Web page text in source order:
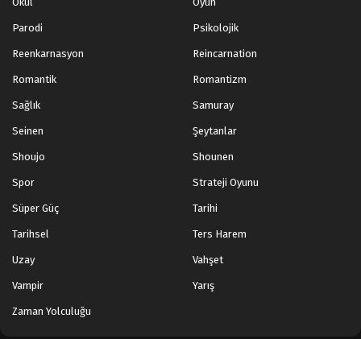
Parodi Psikolojik
Reenkarnasyon Reincarnation
Romantik Romantizm
Sağlık Samuray
Seinen Şeytanlar
Shoujo Shounen
Spor Strateji Oyunu
Süper Güç Tarihi
Tarihsel Ters Harem
Uzay Vahşet
Vampir Yarış
Zaman Yolculuğu